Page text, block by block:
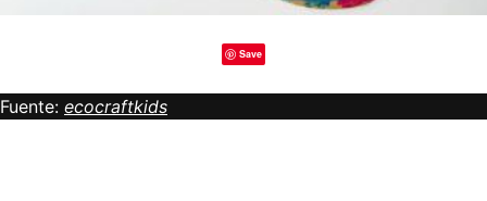
Save
Fuente: ecocraftkids